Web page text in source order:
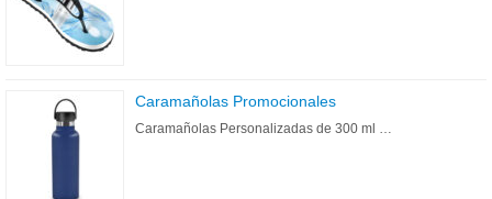
Caramañolas Promocionales
Caramañolas Personalizadas de 300 ml …